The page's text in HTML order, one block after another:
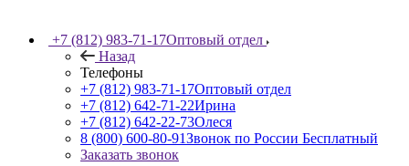
+7 (812) 983-71-17Оптовый отдел
Назад
Телефоны
+7 (812) 983-71-17Оптовый отдел
+7 (812) 642-71-22Ирина
+7 (812) 642-22-73Олеся
8 (800) 600-80-91Звонок по России Бесплатный
Заказать звонок